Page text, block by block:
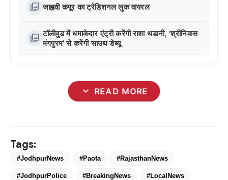
photo_library जाह्नवी कपूर का ट्रेडिशनल लुक वायरल
photo_library टॉलीवुड में धमाकेदार एंट्री करेंगी राशा थडानी, 'श्रीनिवास
मंगपुरम' से करेंगी साउथ डेब्यू
expand_more READ MORE
Tags:
#JodhpurNews #Paota #RajasthanNews
#JodhpurPolice #BreakingNews #LocalNews